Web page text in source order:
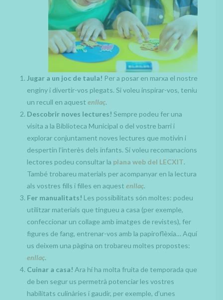
Jugar a un joc de taula! Per a posar en marxa el nostre
enginy i divertir-vos plegats. Si voleu inspirar-vos, teniu
un recull en aquest enllaç.
Descobrir noves lectures! Sempre podeu fer una
visita a la Biblioteca Municipal o del vostre barri i
explorar conjuntament noves lectures que motivin i
despertin l’interès dels infants. Si voleu recomanacions
lectores podeu consultar la plana web del LECXIT.
També trobareu materials per acompanyar en la lectura
als vostres fills i filles en aquest enllaç.
Fer manualitats! Les possibilitats són moltes: podeu
utilitzar materials que tingueu a casa (per exemple,
confeccionar un collage amb imatges de revistes), fer
figures de fang, entrenar-vos amb la papiroflèxia… Aquí
us deixem una pàgina on trobareu moltes propostes:
enllaç.
Cuinar a casa! Ara hi ha molta fruita de temporada que
de ben segur us permetrà potenciar les vostres
habilitats culinàries i gaudir, per exemple, d’unes